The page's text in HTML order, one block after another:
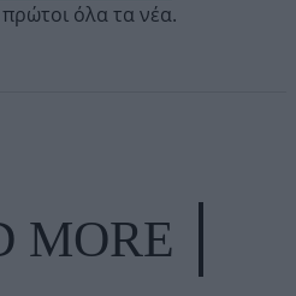
πρώτοι όλα τα νέα.
MORE